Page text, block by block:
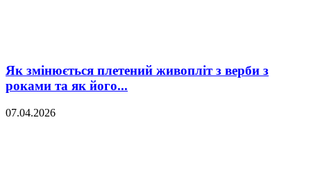
Як змінюється плетений живопліт з верби з
роками та як його...
07.04.2026